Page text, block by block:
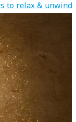
to relax & unwind